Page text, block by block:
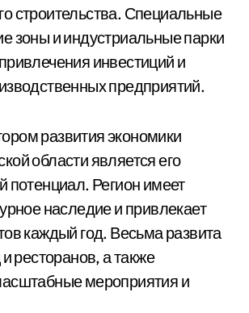
строительства. Специальные
зоны и индустриальные парки
инвестиций и
предприятий.
развития экономики
области является его
потенциал. Регион имеет
наследие и привлекает
каждый год. Весьма развита
и ресторанов, а также
мероприятия и